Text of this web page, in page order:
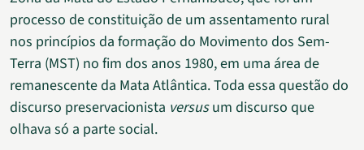
processo de constituição de um assentamento rural
nos princípios da formação do Movimento dos Sem-
Terra (MST) no fim dos anos 1980, em uma área de
remanescente da Mata Atlântica. Toda essa questão do
discurso preservacionista versusum discurso que
olhava só a parte social.